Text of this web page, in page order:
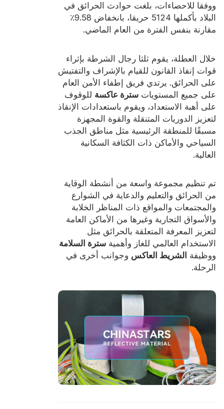
شهادة
فهرس
فيديو
اتصال
ووفقا للاحصاءات، بلغت حوادث الحرائق في
البلاد بأكملها 5124 حريقا، بانخفاض 9.58٪
مقارنة بنفس الفترة من العام الماضي.
خلال العطلة، يقوم ثلثا رجال الشرطة بإثراء
قوات إنفاذ القانون للقيام بالإشراف والتفتيش
على الحرائق. يرتدي فريق إطفاء الأمن العام
على جميع المستويات سترة عاكسة للوقوف
على أهبة الاستعداد، ويقوم باستعدادات الإنقاذ
لتعزيز الدوريات المتنقلة والقوة المجهزة
مسبقًا للمنطقة الرئيسية مثل مناطق الجذب
السياحي والأماكن ذات الكثافة السكانية
العالية.
تم تنظيم مجموعة واسعة من أنشطة الوقاية
من الحرائق والتعليم والدعاية في الشوارع
والمجتمعات والمواقع ذات المناظر الخلابة
والأسواق التجارية وغيرها من الأماكن العامة
لتعزيز المعرفة المتعلقة بالحرائق مثل
الاستخدام العالمي للغاز وأهمية سترة السلامة
ووظيفة الشريط العاكس وجوانب أخرى في
الرحلة.